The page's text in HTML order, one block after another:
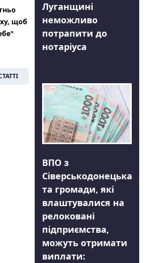
щоб
Луганщині
неможливо
потрапити до
нотаріуса
ВПО з
Сіверськодонецька
та громади, які
влаштувалися на
релоковані
підприємства,
можуть отримати
виплати: